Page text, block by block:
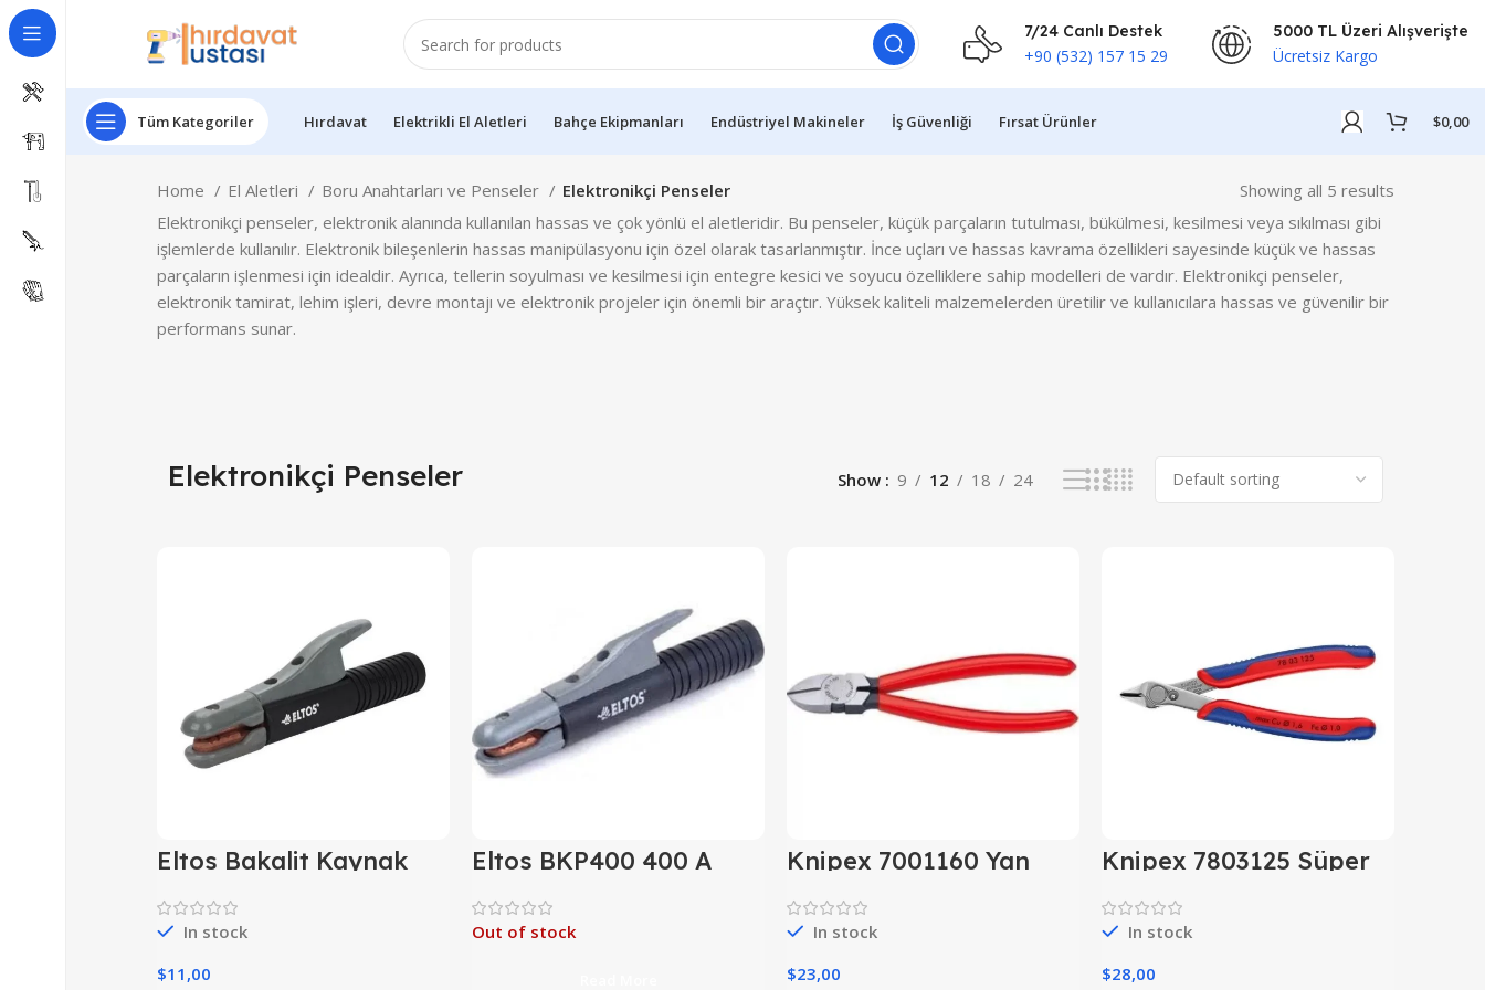
7/24 Canlı Destek
+90 (532) 157 15 29
5000 TL Üzeri Alışverişte
Ücretsiz Kargo
Tüm Kategoriler Hırdavat Elektrikli El Aletleri Bahçe Ekipmanları Endüstriyel Makineler İş Güvenliği Fırsat Ürünler $0,00
Home El Aletleri Boru Anahtarları ve Penseler Elektronikçi Penseler
Showing all 5 results
Elektronikçi penseler, elektronik alanında kullanılan hassas ve çok yönlü el aletleridir. Bu penseler, küçük parçaların tutulması, bükülmesi, kesilmesi veya sıkılması gibi
işlemlerde kullanılır. Elektronik bileşenlerin hassas manipülasyonu için özel olarak tasarlanmıştır. İnce uçları ve hassas kavrama özellikleri sayesinde küçük ve hassas
parçaların işlenmesi için idealdir. Ayrıca, tellerin soyulması ve kesilmesi için entegre kesici ve soyucu özelliklere sahip modelleri de vardır. Elektronikçi penseler,
elektronik tamirat, lehim işleri, devre montajı ve elektronik projeler için önemli bir araçtır. Yüksek kaliteli malzemelerden üretilir ve kullanıcılara hassas ve güvenilir bir
performans sunar.
Elektronikçi Penseler Show 9 12 18 24
Eltos Bakalit Kaynak
Pense 400 A BKP400
In stock
$11,00
Eltos BKP400 400 A
Out of stock
Knipex 7001160 Yan
Keski 160Mm
In stock
$23,00
Knipex 7803125 Süper
Knips Yan Keski
In stock
$28,00